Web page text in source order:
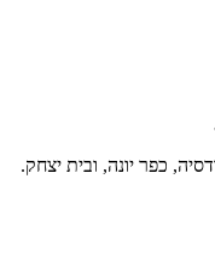
כפר יונה, ובית יצחק.